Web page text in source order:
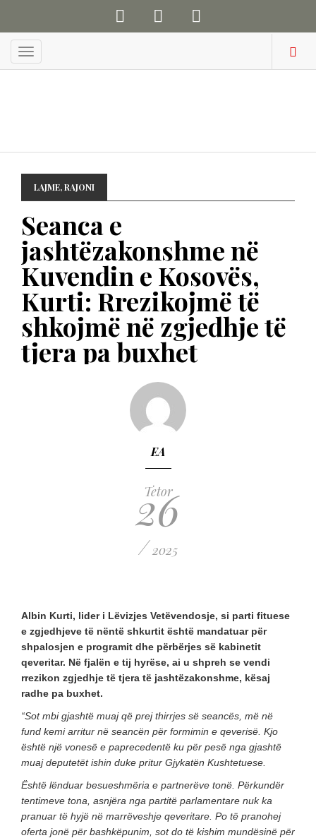
Menu
LAJME,RAJONI
Seanca e
jashtëzakonshme në
Kuvendin e Kosovës,
Kurti: Rrezikojmë të
shkojmë në zgjedhje të
tjera pa buxhet
EA
Tetor
26
/ 2025
Albin Kurti, lider i Lëvizjes Vetëvendosje, si parti fituese
e zgjedhjeve të nëntë shkurtit është mandatuar për
shpalosjen e programit dhe përbërjes së kabinetit
qeveritar. Në fjalën e tij hyrëse, ai u shpreh se vendi
rrezikon zgjedhje të tjera të jashtëzakonshme, kësaj
radhe pa buxhet.
“Sot mbi gjashtë muaj që prej thirrjes së seancës, më në
fund kemi arritur në seancën për formimin e qeverisë. Kjo
është një vonesë e paprecedentë ku për pesë nga gjashtë
muaj deputetët ishin duke pritur Gjykatën Kushtetuese.
Është lënduar besueshmëria e partnerëve tonë. Përkundër
tentimeve tona, asnjëra nga partitë parlamentare nuk ka
pranuar të hyjë në marrëveshje qeveritare. Po të pranohej
oferta jonë për bashkëpunim, sot do të kishim mundësinë për